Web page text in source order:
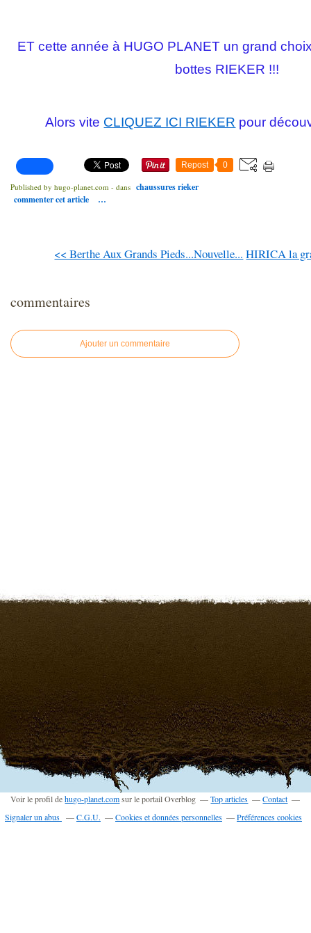
ET cette année à HUGO PLANET un grand
bottes RIEKER !!!
Alors vite CLIQUEZ ICI RIEKER pour
Repost 0
Published by hugo-planet.com - dans chaussures rieker
commenter cet article
…
<< Berthe Aux Grands Pieds...Nouvelle... HIRICA la
commentaires
Ajouter un commentaire
Voir le profil dehugo-planet.comsur le portail Overblog Top articles
Contact
Signaler un abus
C.G.U. Cookies et données personnelles Préférences cookies